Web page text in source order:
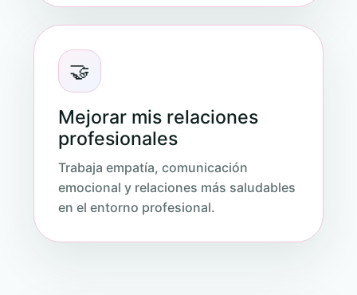
🤝
Mejorar mis relaciones
profesionales
Trabaja empatía, comunicación
emocional y relaciones más saludables
en el entorno profesional.